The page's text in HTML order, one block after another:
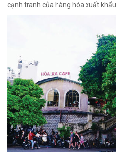
cạnh tranh của hàng hóa xuất khẩu.